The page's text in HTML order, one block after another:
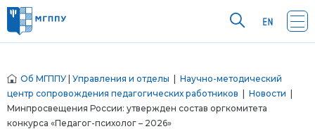
Об МГППУ Управления и отделы
Научно-методический
центр сопровождения педагогических работников
Новости
Минпросвещения России: утвержден состав оргкомитета
конкурса «Педагог-психолог – 2026»